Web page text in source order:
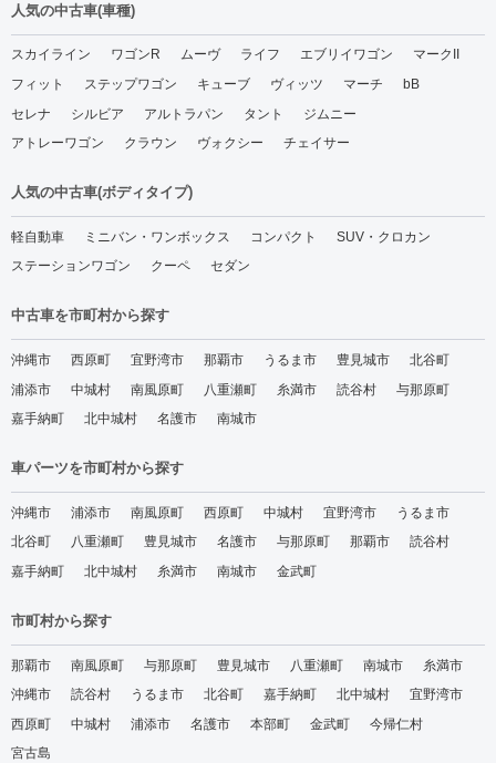
人気の中古車(車種)
スカイライン ワゴンR ムーヴ ライフ エブリイワゴン
マークII
フィット
ステップワゴン キューブ ヴィッツ マーチ
bB
セレナ
シルビア アルトラパン タント
ジムニー
アトレーワゴン
クラウン ヴォクシー チェイサー
人気の中古車(ボディタイプ)
軽自動車 ミニバン・ワンボックス コンパクト
SUV・クロカン
ステーションワゴン
クーペ セダン
中古車を市町村から探す
沖縄市 西原町 宜野湾市 那覇市 うるま市 豊見城市
北谷町
浦添市
中城村 南風原町 八重瀬町 糸満市 読谷村
与那原町
嘉手納町
北中城村 名護市 南城市
車パーツを市町村から探す
沖縄市 浦添市 南風原町 西原町 中城村 宜野湾市
うるま市
北谷町
八重瀬町 豊見城市 名護市 与那原町 那覇市
読谷村
嘉手納町
北中城村 糸満市 南城市 金武町
市町村から探す
那覇市 南風原町 与那原町 豊見城市 八重瀬町 南城市
糸満市
沖縄市
読谷村 うるま市 北谷町 嘉手納町 北中城村
宜野湾市
西原町
中城村 浦添市 名護市 本部町 金武町
今帰仁村
宮古島